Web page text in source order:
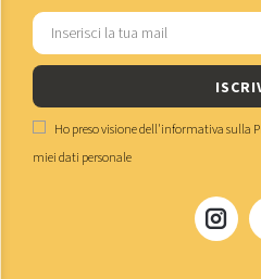
Ho preso visione dell'informativa sulla
miei dati personale